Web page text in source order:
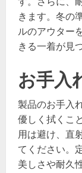
きます。冬の
ルのアウター
きる一着が見
お手入
製品のお手入
優しく拭くこ
用は避け、直
てください。
美しさや耐久